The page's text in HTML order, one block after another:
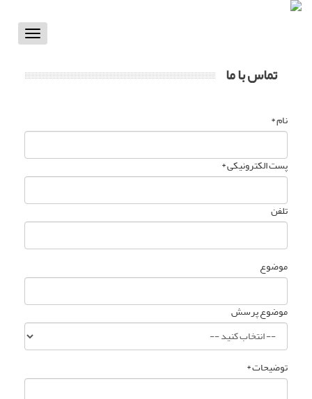
Toggle
تماس با ما
نام *
پست الکترونیکی *
تلفن
موضوع
موضوع پرسش
توضیحات *